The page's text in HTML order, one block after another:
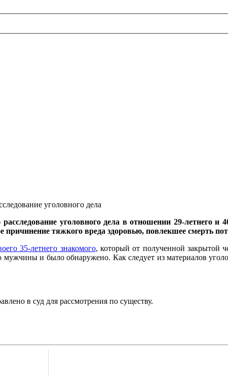
уголовного дела в отношении 29-летнего и
тяжкого вреда здоровью, повлекшее смерть
35-летнего знакомого, который от полученной закрытой
мужчины и было обнаружено. Как следует из материалов
в суд для рассмотрения по существу.